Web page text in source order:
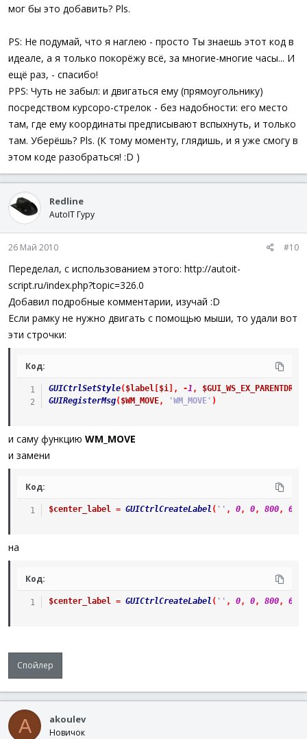
мог бы это добавить? Pls.
PS: Не подумай, что я наглею - просто Ты знаешь этот код в
идеале, а я только покорёжу всё, за многие-многие часы... И
ещё раз, - спасибо!
PPS: Чуть не забыл: и двигаться ему (прямоугольнику)
посредством курсоро-стрелок - без надобности: его место
там, где ему координаты предписывают вспыхнуть, и только
там. Уберёшь? Pls. (К тому моменту, глядишь, и я уже смогу в
этом коде разобраться! :D )
Redline
AutoIT Гуру
26 Май 2010 #10
Переделал, с использованием этого: http://autoit-
script.ru/index.php?topic=326.0
Добавил подробные комментарии, изучай :D
Если рамку не нужно двигать с помощью мыши, то удали вот
эти строчки:
Код:
GUICtrlSetStyle( $label[ $i] , -1 , $GUI_WS_EX_PARENTDRAG
GUIRegisterMsg( $WM_MOVE, 'WM_MOVE' )
и саму функцию WM_MOVE
и замени
Код:
$center_label = GUICtrlCreateLabel ( '' , 0, 0, 800, 600
на
Код:
$center_label = GUICtrlCreateLabel ( '' , 0, 0, 800, 600
Спойлер
A akoulev
Новичок